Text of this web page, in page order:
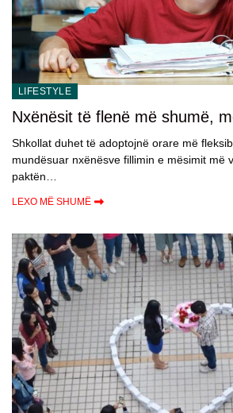
LIFESTYLE
Nxënësit të flenë më shumë,
nisë më vonë
Shkollat duhet të adoptojnë orare më
mundësuar nxënësve fillimin e mësimit më
paktën…
LEXO MË SHUMË